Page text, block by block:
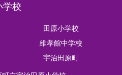
学校
田原小学校
維孝館中学校
宇治田原町